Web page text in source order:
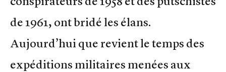
de 1961, ont bridé les élans.
Aujourd’hui que revient le temps des
expéditions militaires menées aux